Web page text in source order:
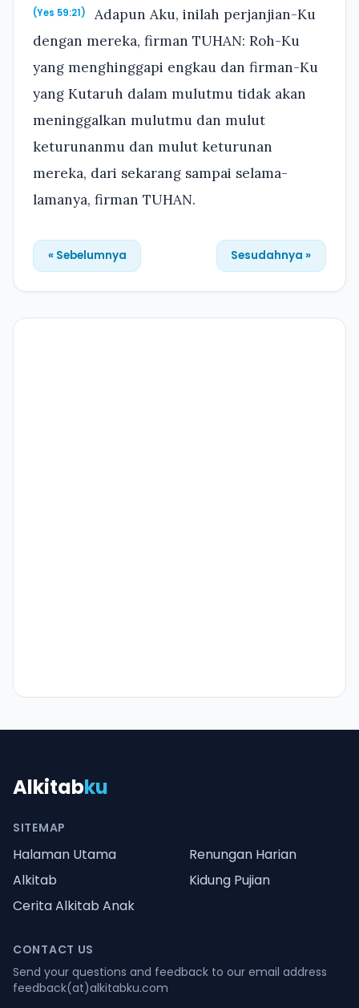
(Yes 59:21)
Adapun Aku, inilah perjanjian-Ku
dengan mereka, firman TUHAN: Roh-Ku
yang menghinggapi engkau dan firman-Ku
yang Kutaruh dalam mulutmu tidak akan
meninggalkan mulutmu dan mulut
keturunanmu dan mulut keturunan
mereka, dari sekarang sampai selama-
lamanya, firman TUHAN.
« Sebelumnya Sesudahnya »
Alkitabku
SITEMAP
Halaman Utama
Renungan Harian
Alkitab
Kidung Pujian
Cerita Alkitab Anak
CONTACT US
Send your questions and feedback to our email address
feedback(at)alkitabku.com